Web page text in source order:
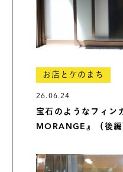
お店とケのまち
26.06.24
宝石のようなフィン
MORANGE』（後編